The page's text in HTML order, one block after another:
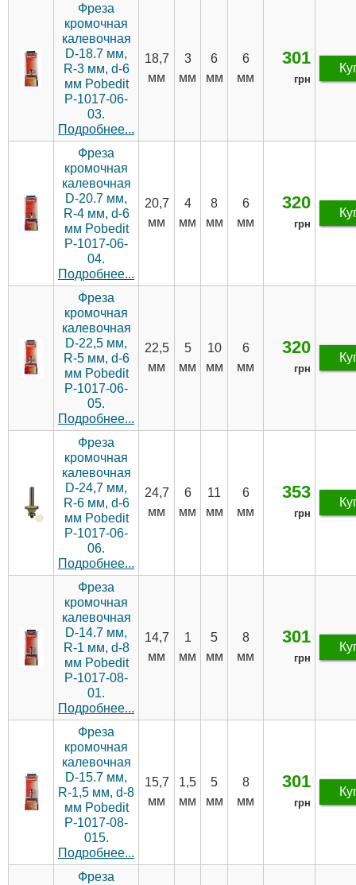
Фреза
кромочная
калевочная
D-18.7 мм,
R-3 мм, d-6
мм Pobedit
P-1017-06-
03.
Подробнее...
18,7
мм
3
мм
6
мм
6
мм
301
грн
Фреза
кромочная
калевочная
D-20.7 мм,
R-4 мм, d-6
мм Pobedit
P-1017-06-
04.
Подробнее...
20,7
мм
4
мм
8
мм
6
мм
320
грн
Фреза
кромочная
калевочная
D-22,5 мм,
R-5 мм, d-6
мм Pobedit
P-1017-06-
05.
Подробнее...
22,5
мм
5
мм
10
мм
6
мм
320
грн
Фреза
кромочная
калевочная
D-24,7 мм,
R-6 мм, d-6
мм Pobedit
P-1017-06-
06.
Подробнее...
24,7
мм
6
мм
11
мм
6
мм
353
грн
Фреза
кромочная
калевочная
D-14.7 мм,
R-1 мм, d-8
мм Pobedit
P-1017-08-
01.
Подробнее...
14,7
мм
1
мм
5
мм
8
мм
301
грн
Фреза
кромочная
калевочная
D-15.7 мм,
R-1,5 мм, d-8
мм Pobedit
P-1017-08-
015.
Подробнее...
15,7
мм
1,5
мм
5
мм
8
мм
301
грн
Фреза